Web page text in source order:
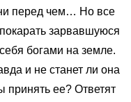
перед чем… Но все
зарвавшуюся
богами на земле.
и не станет ли она
принять ее? Ответят